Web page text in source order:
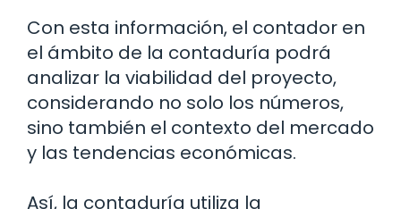
Con esta información, el contador en
el ámbito de la contaduría podrá
analizar la viabilidad del proyecto,
considerando no solo los números,
sino también el contexto del mercado
y las tendencias económicas.
Así, la contaduría utiliza la